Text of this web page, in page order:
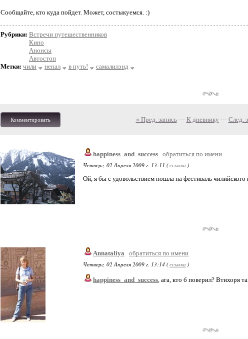
Сообщайте, кто куда пойдет. Может, состыкуемся. :)
Рубрики: Встречи путешественников
Кино
Анонсы
Автостоп
Метки: чили непал в путь! самалилэнд
Комментировать « Пред. запись— К дневнику — След.
happiness_and_success обратиться по имени
Четверг, 02 Апреля 2009 г. 13:11 (ссылка )
Ой, я бы с удовольствием пошла на фестиваль
Annataliya
обратиться по имени
Четверг, 02 Апреля 2009 г. 13:14 (ссылка )
happiness_and_success, ага, кто б поверил? Втихоря